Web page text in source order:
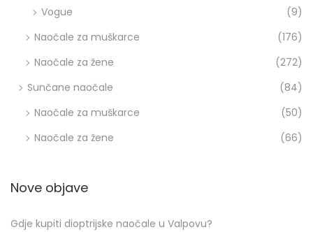
Vogue
(9)
Naočale za muškarce
(176)
Naočale za žene
(272)
Sunčane naočale
(84)
Naočale za muškarce
(50)
Naočale za žene
(66)
Nove objave
Gdje kupiti dioptrijske naočale u Valpovu?